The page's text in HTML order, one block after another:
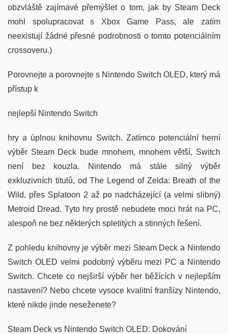
obzvláště zajímavé přemýšlet o tom, jak by Steam Deck
mohl spolupracovat s Xbox Game Pass, ale zatím
neexistují žádné přesné podrobnosti o tomto potenciálním
crossoveru.)
Porovnejte a porovnejte s Nintendo Switch OLED, který má
přístup k
nejlepší Nintendo Switch
hry a úplnou knihovnu Switch. Zatímco potenciální herní
výběr Steam Deck bude mnohem, mnohem větší, Switch
není bez kouzla. Nintendo má stále silný výběr
exkluzivních titulů, od The Legend of Zelda: Breath of the
Wild, přes Splatoon 2 až po nadcházející (a velmi slibný)
Metroid Dread. Tyto hry prostě nebudete moci hrát na PC,
alespoň ne bez některých spletitých a stinných řešení.
Z pohledu knihovny je výběr mezi Steam Deck a Nintendo
Switch OLED velmi podobný výběru mezi PC a Nintendo
Switch. Chcete co nejširší výběr her běžících v nejlepším
nastavení? Nebo chcete vysoce kvalitní franšízy Nintendo,
které nikde jinde neseženete?
Steam Deck vs Nintendo Switch OLED: Dokování